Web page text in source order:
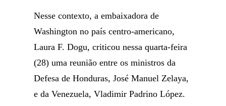
Nesse contexto, a embaixadora de
Washington no país centro-americano,
Laura F. Dogu, criticou nessa quarta-feira
(28) uma reunião entre os ministros da
Defesa de Honduras, José Manuel Zelaya,
e da Venezuela, Vladimir Padrino López.